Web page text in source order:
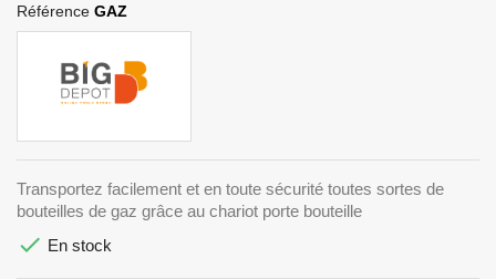
Référence GAZ
Transportez facilement et en toute sécurité toutes sortes de
bouteilles de gaz grâce au chariot porte bouteille
 En stock